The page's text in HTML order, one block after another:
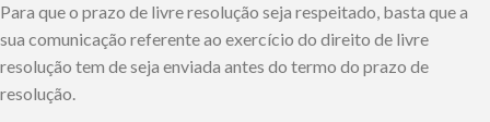
Para que o prazo de livre resolução seja respeitado, basta que a
sua comunicação referente ao exercício do direito de livre
resolução tem de seja enviada antes do termo do prazo de
resolução.